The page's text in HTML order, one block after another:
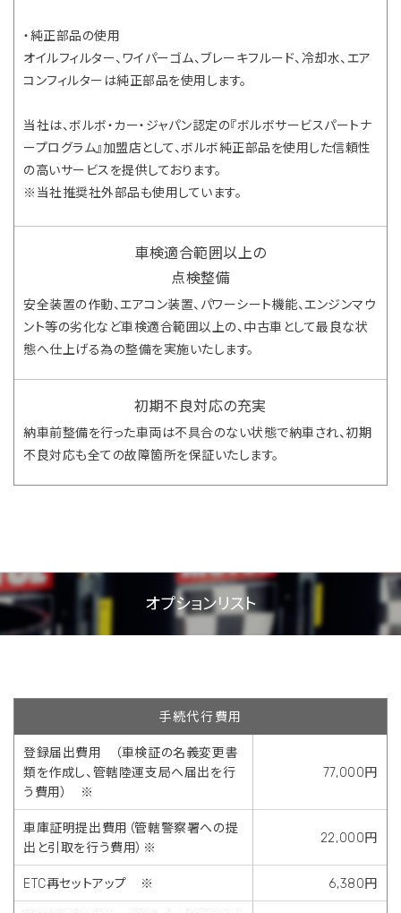
・純正部品の使用
オイルフィルター、ワイパーゴム、ブレーキフルード、冷却水、エア
コンフィルターは純正部品を使用します。
当社は、ボルボ・カー・ジャパン認定の『ボルボサービスパートナ
ープログラム』加盟店として、ボルボ純正部品を使用した信頼性
の高いサービスを提供しております。
※当社推奨社外部品も使用しています。
車検適合範囲以上の
点検整備
安全装置の作動、エアコン装置、パワーシート機能、エンジンマウ
ント等の劣化など車検適合範囲以上の、中古車として最良な状
態へ仕上げる為の整備を実施いたします。
初期不良対応の充実
納車前整備を行った車両は不具合のない状態で納車され、初期
不良対応も全ての故障箇所を保証いたします。
オプションリスト
手続代行費用
登録届出費用 （車検証の名義変更書
類を作成し、管轄陸運支局へ届出を行
う費用） ※
77,000円
車庫証明提出費用（管轄警察署への提
出と引取を行う費用）※
22,000円
ETC再セットアップ ※ 6,380円